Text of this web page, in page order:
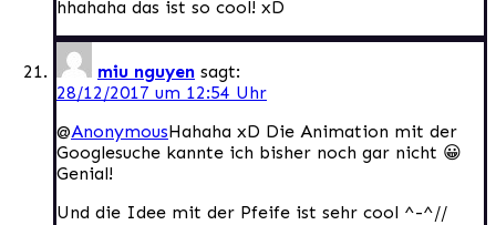
hhahaha das ist so cool! xD
miu nguyen sagt:
28/12/2017 um 12:54 Uhr
@AnonymousHahaha xD Die Animation mit der
Googlesuche kannte ich bisher noch gar nicht 😀
Genial!
Und die Idee mit der Pfeife ist sehr cool ^-^//